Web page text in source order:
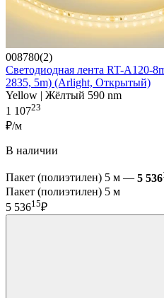
008780(2)
Светодиодная лента RT-A120-
2835, 5m) (Arlight, Открытый)
Yellow | Жёлтый 590 nm
1 10723
₽/м
В наличии
Пакет (полиэтилен) 5 м — 5 536
Пакет (полиэтилен) 5 м
5 53615₽